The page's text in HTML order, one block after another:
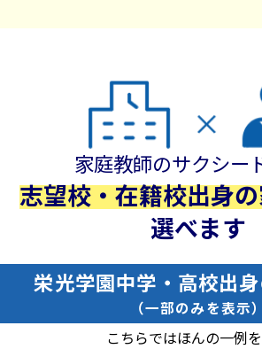
家庭教師のサクシー
志望校・在籍校出身
選べます
栄光学園中学・高校出
（一部のみを表示）
こちらではほんの一例